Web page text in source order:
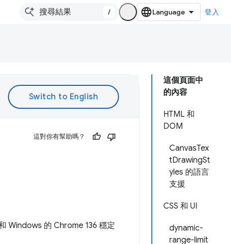
/ 登入
這個頁面中
的內容
HTML 和
DOM
CanvasTex
tDrawingSt
yles 的語言
支援
CSS 和 UI
dynamic-
range-limit
這對你有幫助嗎？
Windows 的 Chrome 136 穩定